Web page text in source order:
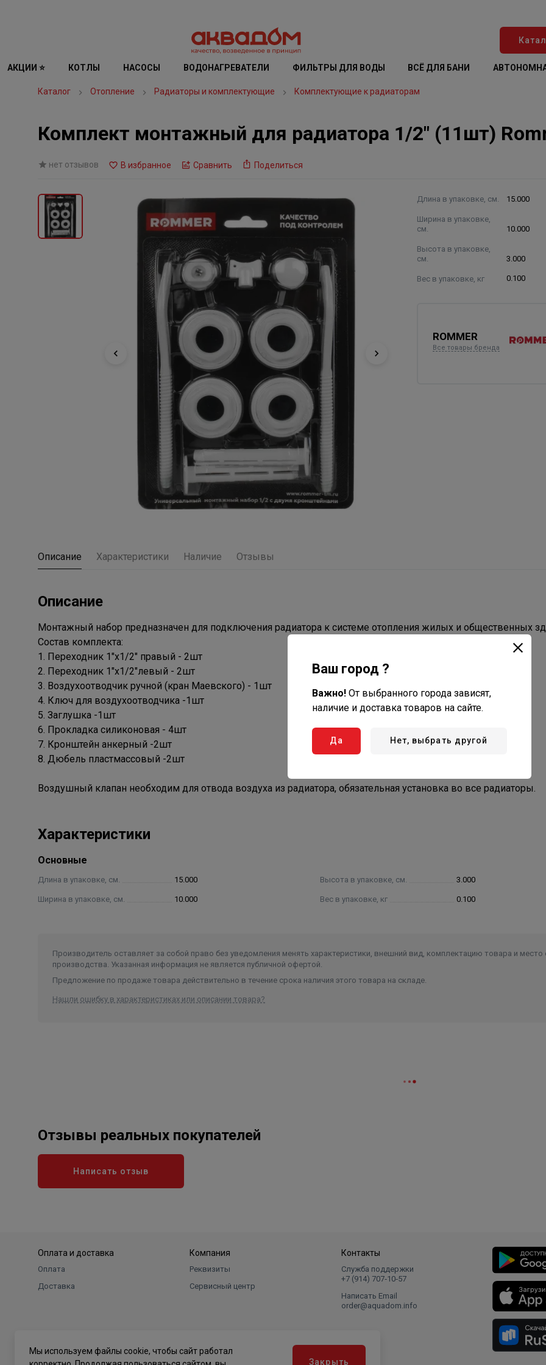
АКЦИИ ⭐ КОТЛЫ НАСОСЫ ВОДОНАГРЕВАТЕЛИ ФИЛЬТРЫ ДЛЯ ВОДЫ ВСЁ ДЛЯ БАНИ
Каталог Отопление Радиаторы и комплектующие Комплектующие к радиаторам
Комплект монтажный для радиатора 1/2" (11шт)
нет отзывов В избранное Сравнить Поделиться
Длина в упаковке, см. 15.000
Ширина в упаковке,
см.
10.000
Высота в упаковке,
см.
3.000
Вес в упаковке, кг 0.100
ROMMER
Все товары бренда
Описание Характеристики Наличие Отзывы
Описание
Монтажный набор предназначен для подключения радиатора к системе отопления жилых и общественных
Состав комплекта:
1. Переходник 1"х1/2" правый - 2шт
2. Переходник 1"х1/2"левый - 2шт
3. Воздухоотводчик ручной (кран Маевского) - 1шт
4. Ключ для воздухоотводчика -1шт
5. Заглушка -1шт
6. Прокладка силиконовая - 4шт
7. Кронштейн анкерный -2шт
8. Дюбель пластмассовый -2шт
Воздушный клапан необходим для отвода воздуха из радиатора, обязательная установка во все радиаторы.
Характеристики
Основные
Длина в упаковке, см. 15.000
Ширина в упаковке, см. 10.000
Высота в упаковке, см. 3.000
Вес в упаковке, кг 0.100
Производитель оставляет за собой право без уведомления менять характеристики, внешний вид, комплектацию товара и место
производства. Указанная информация не является публичной офертой.
Предложение по продаже товара действительно в течение срока наличия этого товара на складе.
Нашли ошибку в характеристиках или описании товара?
Отзывы реальных покупателей
Написать отзыв
Оплата и доставка
Оплата
Доставка
Компания
Реквизиты
Сервисный центр
Контакты
Служба поддержки
+7 (914) 707‑10‑57
Написать Email
order@aquadom.info
Ваш город ?
Важно! От выбранного города зависят,
наличие и доставка товаров на сайте.
Да Нет, выбрать другой
Мы используем файлы cookie, чтобы сайт работал
Закрыть